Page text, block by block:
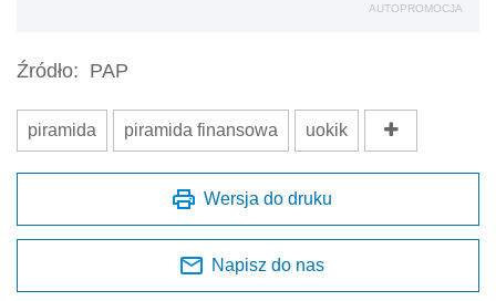
AUTOPROMOCJA
Źródło: PAP
piramida piramida finansowa uokik
Wersja do druku
Napisz do nas